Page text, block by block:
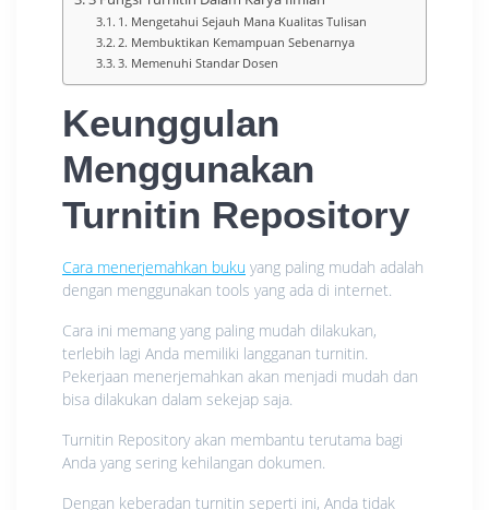
1. Mengetahui Sejauh Mana Kualitas Tulisan
2. Membuktikan Kemampuan Sebenarnya
3. Memenuhi Standar Dosen
Keunggulan
Menggunakan
Turnitin Repository
Cara menerjemahkan buku yang paling mudah adalah
dengan menggunakan tools yang ada di internet.
Cara ini memang yang paling mudah dilakukan,
terlebih lagi Anda memiliki langganan turnitin.
Pekerjaan menerjemahkan akan menjadi mudah dan
bisa dilakukan dalam sekejap saja.
Turnitin Repository akan membantu terutama bagi
Anda yang sering kehilangan dokumen.
Dengan keberadan turnitin seperti ini, Anda tidak